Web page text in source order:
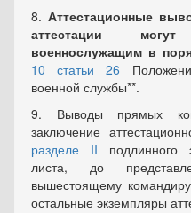
8. Аттестационные
аттестации
военнослужащим в
10 статьи 26
военной службы**.
9. Выводы прямых
заключение
разделе II подлинного
листа, до
вышестоящему
остальные экземпляры